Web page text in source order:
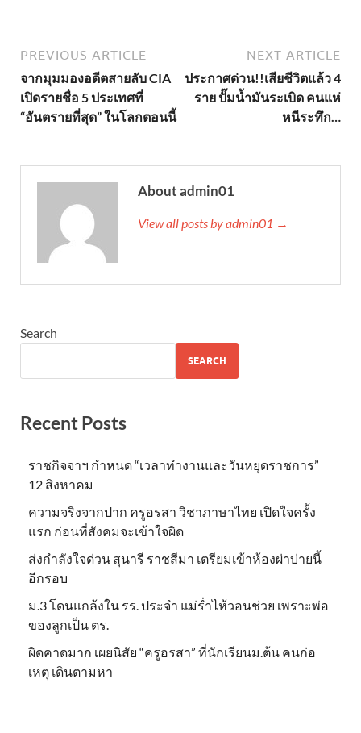
PREVIOUS ARTICLE
จากมุมมองอดีตสายลับ CIA
เปิดรายชื่อ 5 ประเทศที่
“อันตรายที่สุด” ในโลกตอนนี้
NEXT ARTICLE
ประกาศด่วน!!เสียชีวิตแล้ว 4
ราย ปั๊มน้ำมันระเบิด คนแห่
หนีระทึก…
About admin01
View all posts by admin01 →
Search
SEARCH
Recent Posts
ราชกิจจาฯ กำหนด “เวลาทำงานและวันหยุดราชการ”
12 สิงหาคม
ความจริงจากปาก ครูอรสา วิชาภาษาไทย เปิดใจครั้ง
แรก ก่อนที่สังคมจะเข้าใจผิด
ส่งกำลังใจด่วน สุนารี ราชสีมา เตรียมเข้าห้องผ่าบ่ายนี้
อีกรอบ
ม.3 โดนแกล้งใน รร. ประจำ แม่ร่ำไห้วอนช่วย เพราะพ่อ
ของลูกเป็น ตร.
ผิดคาดมาก เผยนิสัย “ครูอรสา” ที่นักเรียนม.ต้น คนก่อ
เหตุ เดินตามหา